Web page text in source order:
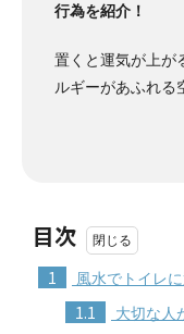
行為を紹介！
置くと運気が上が
ルギーがあふれる
目次
1 風水でトイレ
1.1 大切な人